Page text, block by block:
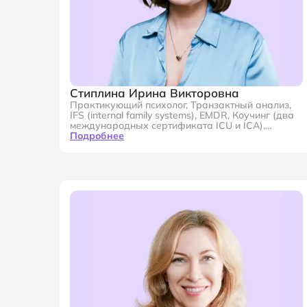
Стиплина Ирина Викторовна
Практикующий психолог, Транзактный анализ,
IFS (internal family systems), EMDR, Коучинг (два
международных сертификата ICU и ICA),
Писатель, Руководитель программы
Подробнее